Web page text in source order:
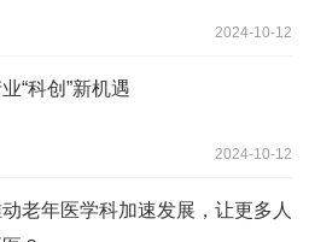
2024-10-12
“科创”新机遇
2024-10-12
老年医学科加速发展，让更多人